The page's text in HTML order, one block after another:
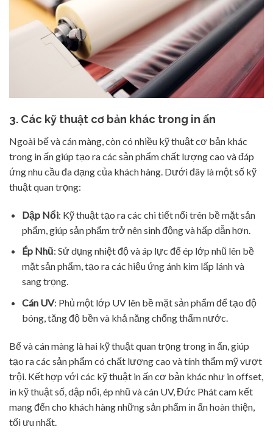
3. Các kỹ thuật cơ bản khác trong in ấn
Ngoài bế và cán màng, còn có nhiều kỹ thuật cơ bản khác
trong in ấn giúp tạo ra các sản phẩm chất lượng cao và đáp
ứng nhu cầu đa dạng của khách hàng. Dưới đây là một số kỹ
thuật quan trọng:
Dập Nổi: Kỹ thuật tạo ra các chi tiết nổi trên bề mặt sản
phẩm, giúp sản phẩm trở nên sinh động và hấp dẫn hơn.
Ép Nhũ: Sử dụng nhiệt độ và áp lực để ép lớp nhũ lên bề
mặt sản phẩm, tạo ra các hiệu ứng ánh kim lấp lánh và
sang trọng.
Cán UV: Phủ một lớp UV lên bề mặt sản phẩm để tạo độ
bóng, tăng độ bền và khả năng chống thấm nước.
Bế và cán màng là hai kỹ thuật quan trọng trong in ấn, giúp
tạo ra các sản phẩm có chất lượng cao và tính thẩm mỹ vượt
trội. Kết hợp với các kỹ thuật in ấn cơ bản khác như in offset,
in kỹ thuật số, dập nổi, ép nhũ và cán UV, Đức Phát cam kết
mang đến cho khách hàng những sản phẩm in ấn hoàn thiện,
tối ưu nhất.